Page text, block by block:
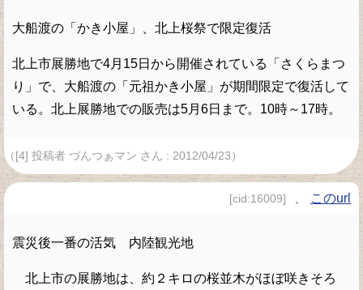
大船渡の「かき小屋」、北上桜祭で限定復活
北上市展勝地で4月15日から開催されている「さくらまつ
り」で、大船渡の「元祖かき小屋」が期間限定で復活して
いる。北上展勝地での販売は5月6日まで。10時～17時。
（[4] 投稿者 づんつぁマン さん : 2012/04/23）
[cid:16009] このurl
震災後一番の活気 内陸観光地
北上市の展勝地は、約２キロの桜並木がほぼ咲きそろ